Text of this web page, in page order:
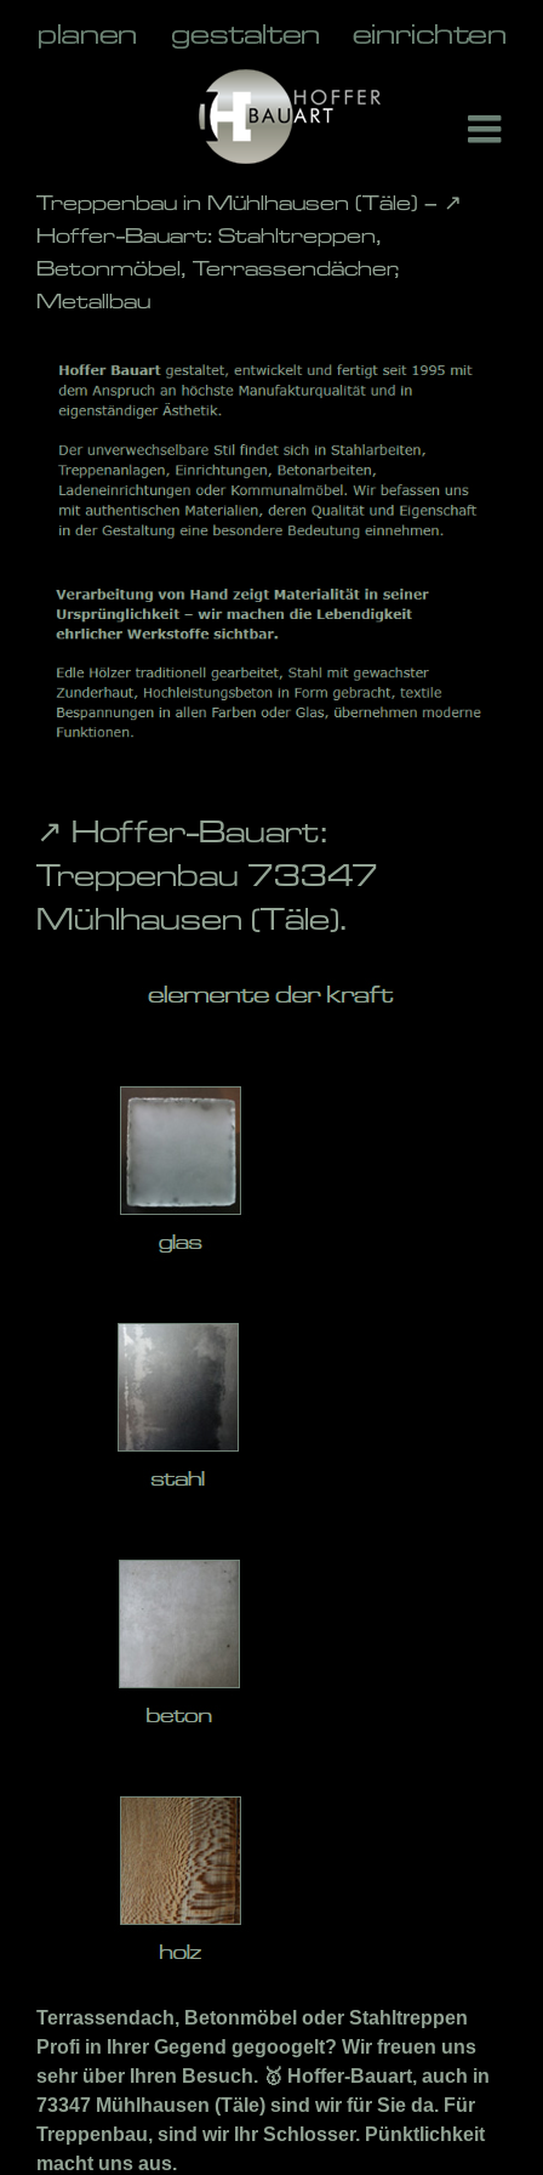
Treppenbau in Mühlhausen (Täle) – ↗️
Hoffer-Bauart: Stahltreppen,
Betonmöbel, Terrassendächer,
Metallbau
↗️ Hoffer-Bauart:
Treppenbau 73347
Mühlhausen (Täle).
Terrassendach, Betonmöbel oder Stahltreppen
Profi in Ihrer Gegend gegoogelt? Wir freuen uns
sehr über Ihren Besuch. 🥇 Hoffer-Bauart, auch in
73347 Mühlhausen (Täle) sind wir für Sie da. Für
Treppenbau, sind wir Ihr Schlosser. Pünktlichkeit
macht uns aus.